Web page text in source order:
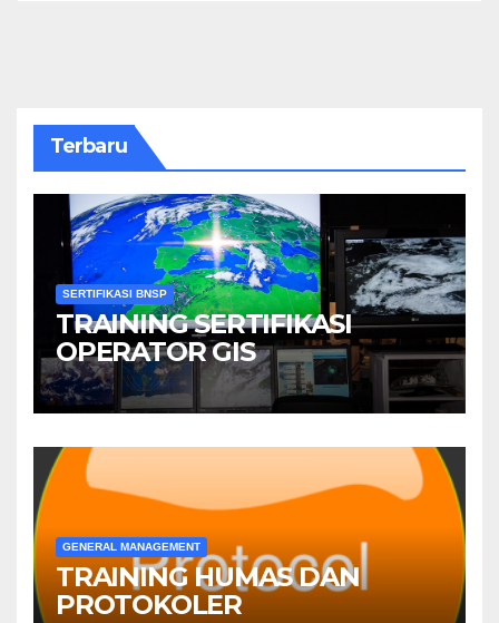
Terbaru
SERTIFIKASI BNSP
TRAINING SERTIFIKASI
OPERATOR GIS
GENERAL MANAGEMENT
TRAINING HUMAS DAN
PROTOKOLER